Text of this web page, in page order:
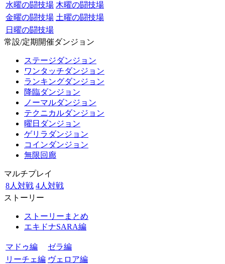
水曜の闘技場 木曜の闘技場
金曜の闘技場 土曜の闘技場
日曜の闘技場
常設/定期開催ダンジョン
ステージダンジョン
ワンタッチダンジョン
ランキングダンジョン
降臨ダンジョン
ノーマルダンジョン
テクニカルダンジョン
曜日ダンジョン
ゲリラダンジョン
コインダンジョン
無限回廊
マルチプレイ
8人対戦 4人対戦
ストーリー
ストーリーまとめ
エキドナSARA編
マドゥ編
ゼラ編
リーチェ編 ヴェロア編